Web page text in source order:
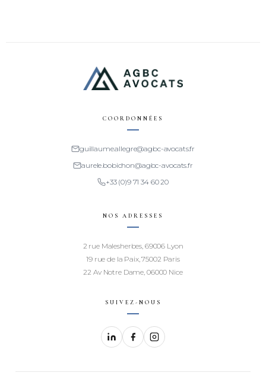
COORDONNÉES
guillaume.allegre@agbc-avocats.fr
aurele.bobichon@agbc-avocats.fr
+33 (0)9 71 34 60 20
NOS ADRESSES
2 rue Malesherbes, 69006 Lyon
19 rue de la Paix, 75002 Paris
22 Av Notre Dame, 06000 Nice
SUIVEZ-NOUS